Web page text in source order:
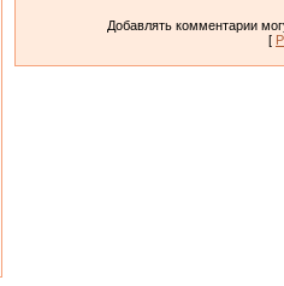
Добавлять комментарии
[